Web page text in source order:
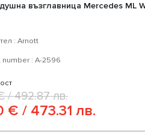
възглавница Mercedes ML
: Arnott
number : A-2596
/ 492.87 лв.
€ / 473.31 лв.